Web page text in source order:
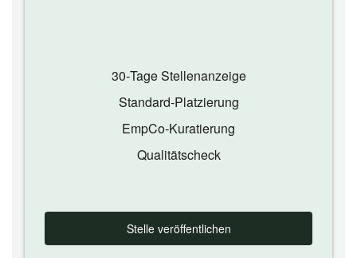
30‑Tage Stellenanzeige
Standard‑Platzierung
EmpCo‑Kuratierung
Qualitätscheck
Stelle veröffentlichen